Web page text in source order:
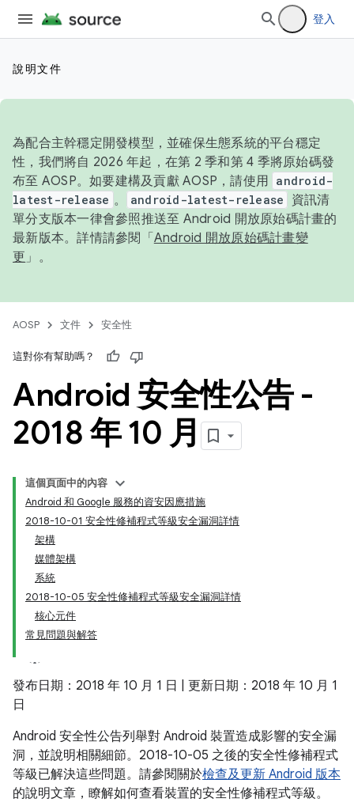
登入
說明文件
為配合主幹穩定開發模型，並確保生態系統的平台穩定
性，我們將自 2026 年起，在第 2 季和第 4 季將原始碼發
布至 AOSP。如要建構及貢獻 AOSP，請使用 android-
latest-release 。 android-latest-release
資訊清
單分支版本一律會參照推送至 Android 開放原始碼計畫的
最新版本。詳情請參閱「 Android 開放原始碼計畫變
更 」。
AOSP 文件 安全性
這對你有幫助嗎？
Android 安全性公告 -
2018 年 10 月
這個頁面中的內容
Android 和 Google 服務的資安因應措施
2018-10-01 安全性修補程式等級安全漏洞詳情
架構
媒體架構
系統
2018-10-05 安全性修補程式等級安全漏洞詳情
核心元件
常見問題與解答
發布日期：2018 年 10 月 1 日 | 更新日期：2018 年 10 月 1
日
Android 安全性公告列舉對 Android 裝置造成影響的安全漏
洞，並說明相關細節。2018-10-05 之後的安全性修補程式
等級已解決這些問題。請參閱關於檢查及更新 Android 版本
的說明文章，瞭解如何查看裝置的安全性修補程式等級。